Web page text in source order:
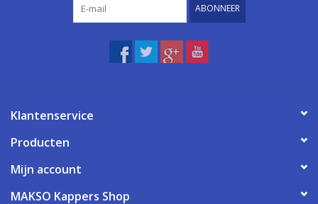
ABONNEER
Klantenservice
Producten
Mijn account
MAKSO Kappers Shop